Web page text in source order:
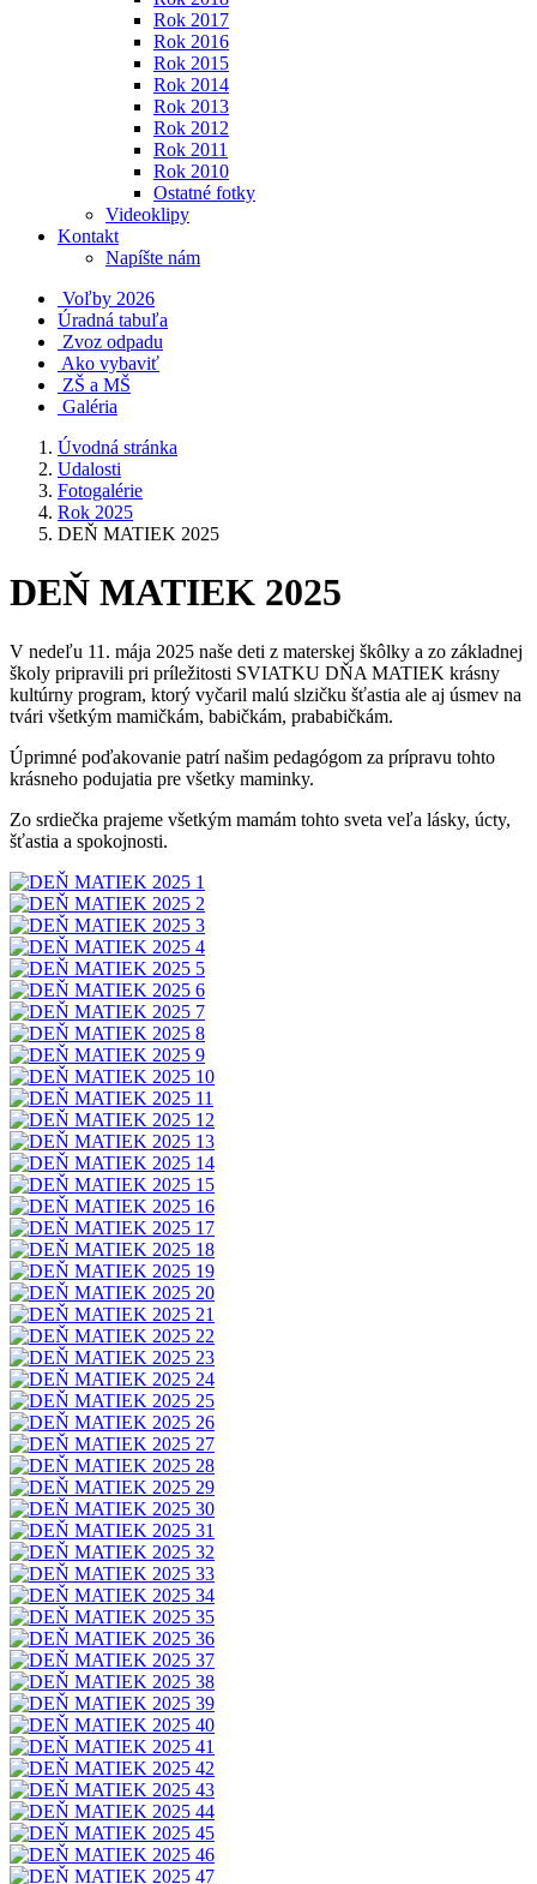
Rok 2017
Rok 2016
Rok 2015
Rok 2014
Rok 2013
Rok 2012
Rok 2011
Rok 2010
Ostatné fotky
Videoklipy
Kontakt
Napíšte nám
Voľby 2026
Úradná tabuľa
Zvoz odpadu
Ako vybaviť
ZŠ a MŠ
Galéria
Úvodná stránka
Udalosti
Fotogalérie
Rok 2025
DEŇ MATIEK 2025
DEŇ MATIEK 2025
V nedeľu 11. mája 2025 naše deti z materskej škôlky a zo základnej
školy pripravili pri príležitosti SVIATKU DŇA MATIEK krásny
kultúrny program, ktorý vyčaril malú slzičku šťastia ale aj úsmev na
tvári všetkým mamičkám, babičkám, prababičkám.
Úprimné poďakovanie patrí našim pedagógom za prípravu tohto
krásneho podujatia pre všetky maminky.
Zo srdiečka prajeme všetkým mamám tohto sveta veľa lásky, úcty,
šťastia a spokojnosti.